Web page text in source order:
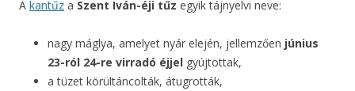
A kantűz a Szent Iván-éji tűz egyik tájnyelvi neve:
nagy máglya, amelyet nyár elején, jellemzően június
23-ról 24-re virradó éjjel gyújtottak,
a tüzet körültáncolták, átugrották,